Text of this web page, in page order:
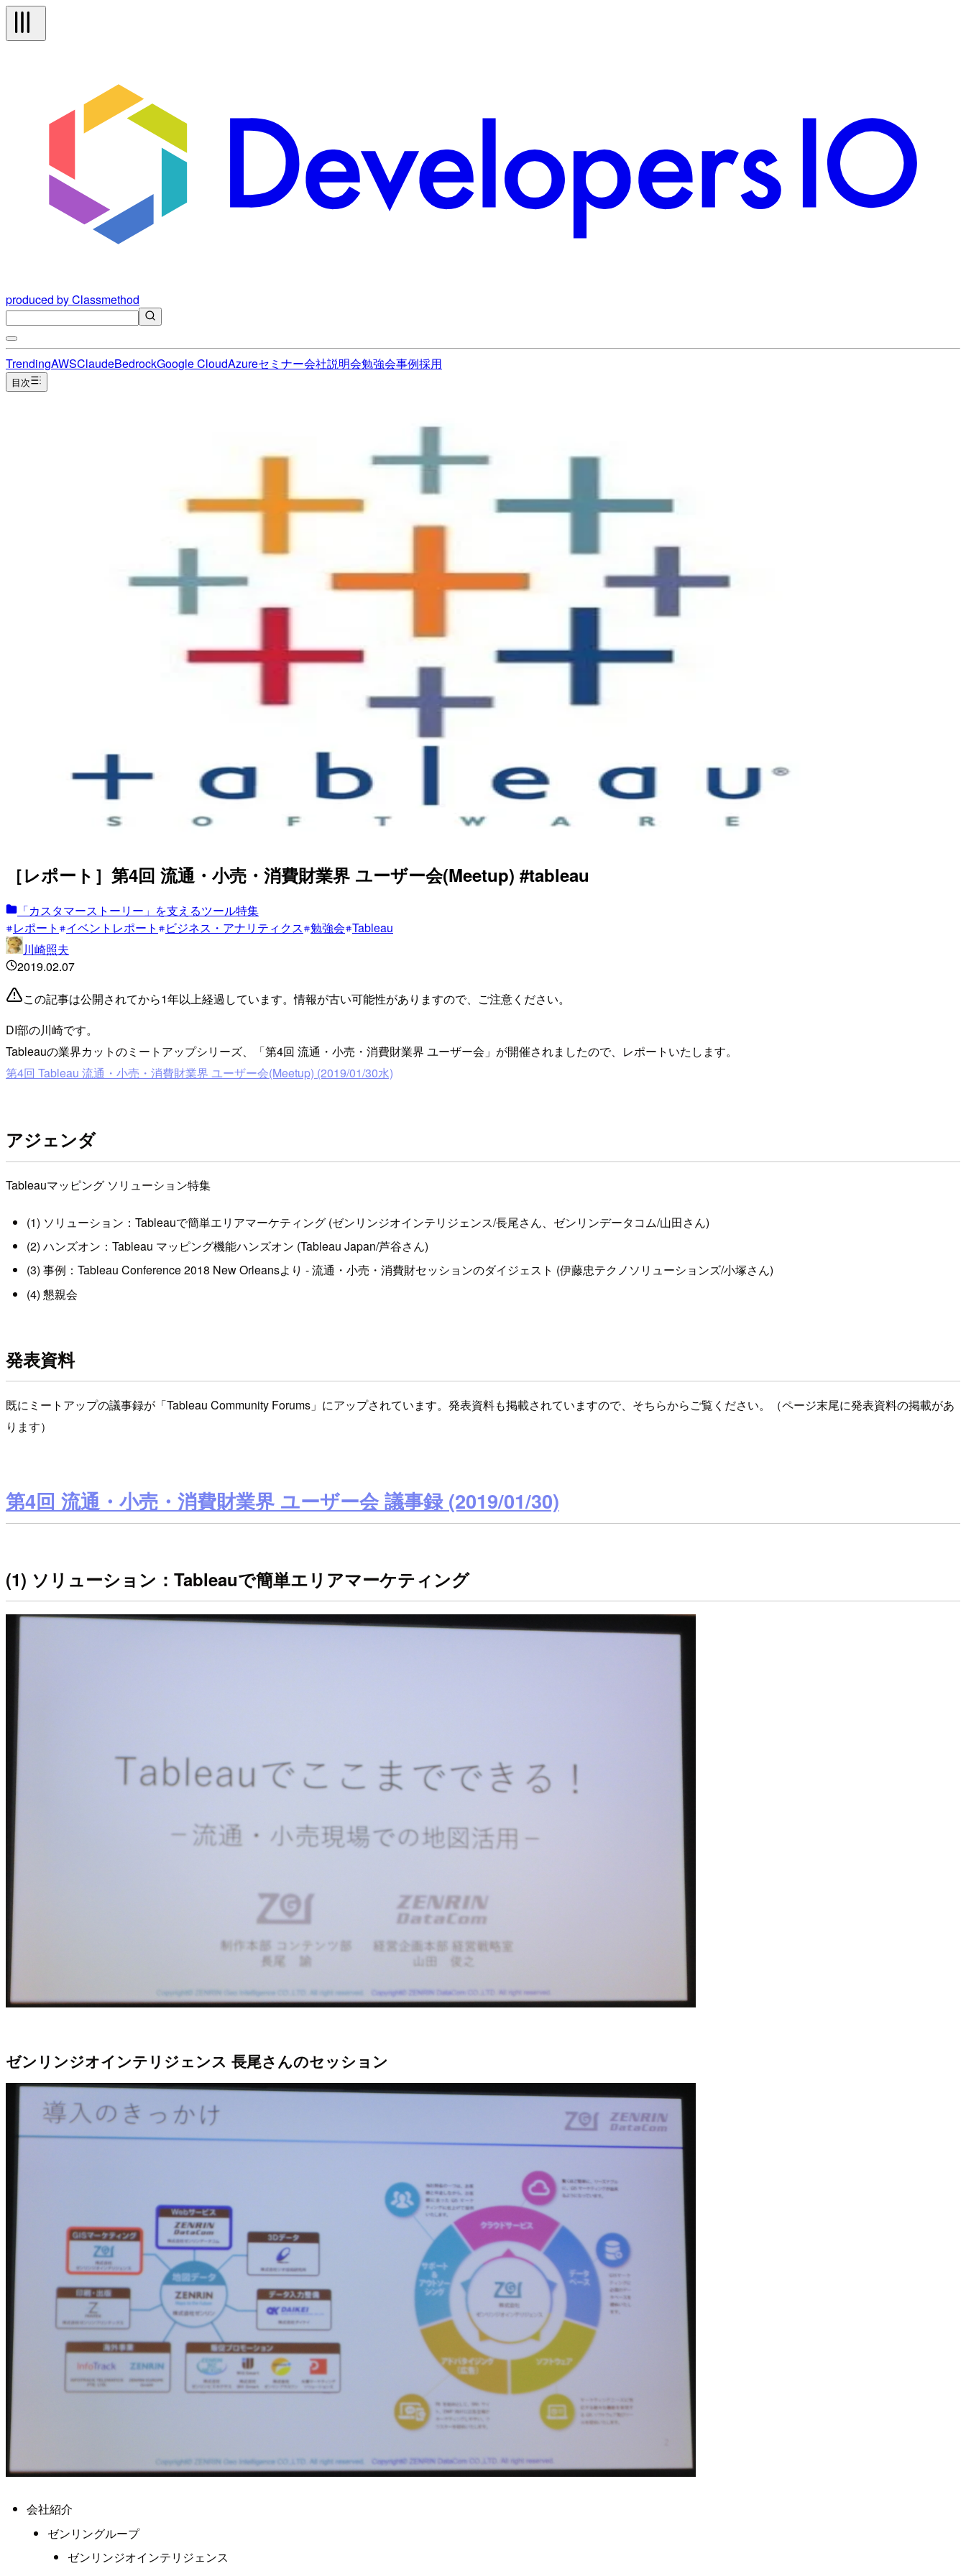
produced by Classmethod
TrendingAWSClaudeBedrockGoogle CloudAzureセミナー会社説明会勉強会事例採用
目次
［レポート］第4回 流通・小売・消費財業界 ユーザー会(Meetup) #tableau
「カスタマーストーリー」を支えるツール特集
レポート
イベントレポート ビジネス・アナリティクス 勉強会 Tableau
川崎照夫
2019.02.07
この記事は公開されてから1年以上経過しています。情報が古い可能性がありますので、ご注意ください。
DI部の川崎です。
Tableauの業界カットのミートアップシリーズ、「第4回 流通・小売・消費財業界 ユーザー会」が開催されましたので、レポートいたします。
第4回 Tableau 流通・小売・消費財業界 ユーザー会(Meetup) (2019/01/30水)
アジェンダ
Tableauマッピング ソリューション特集
(1) ソリューション：Tableauで簡単エリアマーケティング (ゼンリンジオインテリジェンス/長尾さん、ゼンリンデータコム/山田さん)
(2) ハンズオン：Tableau マッピング機能ハンズオン (Tableau Japan/芦谷さん)
(3) 事例：Tableau Conference 2018 New Orleansより - 流通・小売・消費財セッションのダイジェスト (伊藤忠テクノソリューションズ/小塚さん)
(4) 懇親会
発表資料
既にミートアップの議事録が「Tableau Community Forums」にアップされています。発表資料も掲載されていますので、そちらからご覧ください。（ページ末尾に発表資料の掲載があ
ります）
第4回 流通・小売・消費財業界 ユーザー会 議事録 (2019/01/30)
(1) ソリューション：Tableauで簡単エリアマーケティング
ゼンリンジオインテリジェンス 長尾さんのセッション
会社紹介
ゼンリングループ
ゼンリンジオインテリジェンス